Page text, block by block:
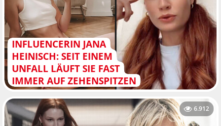
INFLUENCERIN JANA
HEINISCH: SEIT EINEM
UNFALL LÄUFT SIE FAST
IMMER AUF ZEHENSPITZEN
6.912